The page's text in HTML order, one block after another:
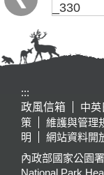
:::
政風信箱
中英
策
維護與管理
明
網站資料開
內政部國家公園
National Park